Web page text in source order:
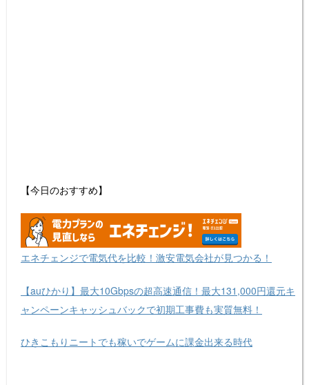
【今日のおすすめ】
エネチェンジで電気代を比較！激安電気会社が見つかる！
【auひかり】最大10Gbpsの超高速通信！最大131,000円還元キ
ャンペーンキャッシュバックで初期工事費も実質無料！
ひきこもりニートでも稼いでゲームに課金出来る時代